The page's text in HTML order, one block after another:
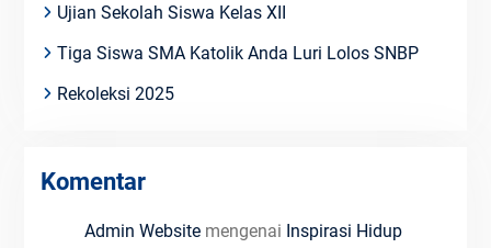
Ujian Sekolah Siswa Kelas XII
Tiga Siswa SMA Katolik Anda Luri Lolos SNBP
Rekoleksi 2025
Komentar
Admin Websitemengenai Inspirasi Hidup